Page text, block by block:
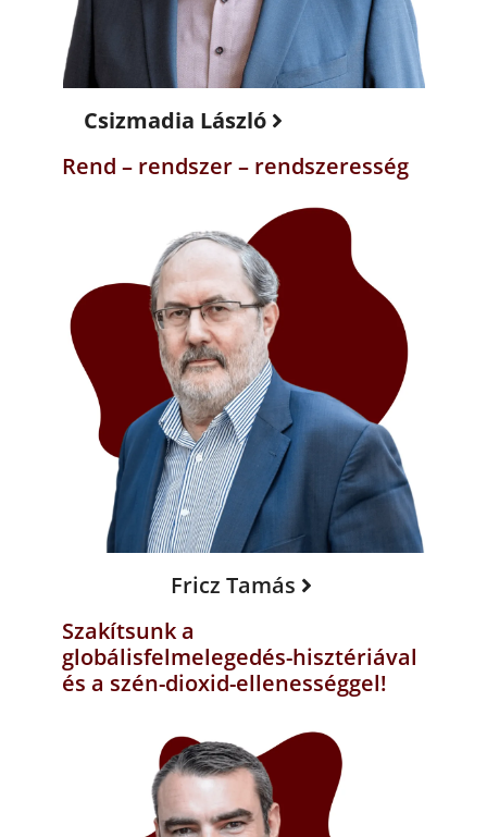
Csizmadia László
Rend – rendszer – rendszeresség
Fricz Tamás
Szakítsunk a
globálisfelmelegedés-hisztériával
és a szén-dioxid-ellenességgel!